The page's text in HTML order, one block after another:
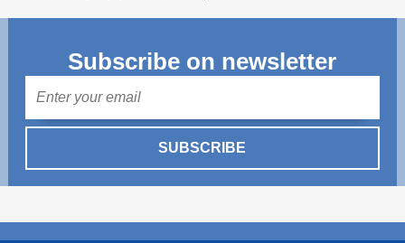
Subscribe on newsletter
SUBSCRIBE